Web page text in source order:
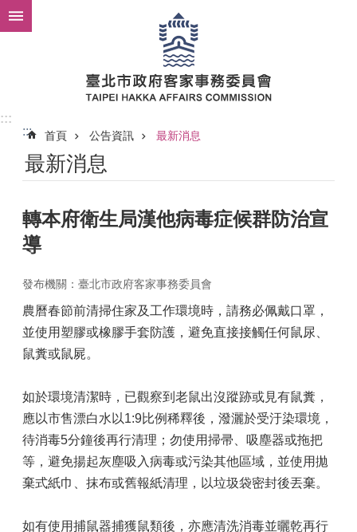
跳到主要內容區塊
:::
:::
首頁 公告資訊 最新消息
最新消息
轉本府衛生局漢他病毒症候群防治宣
導
發布機關：臺北市政府客家事務委員會
農曆春節前清掃住家及工作環境時，請務必佩戴口罩，
並使用塑膠或橡膠手套防護，避免直接接觸任何鼠尿、
鼠糞或鼠屍。
如於環境清潔時，已觀察到老鼠出沒蹤跡或見有鼠糞，
應以市售漂白水以1:9比例稀釋後，潑灑於受汙染環境，
待消毒5分鐘後再行清理；勿使用掃帚、吸塵器或拖把
等，避免揚起灰塵吸入病毒或污染其他區域，並使用拋
棄式紙巾、抹布或舊報紙清理，以垃圾袋密封後丟棄。
如有使用捕鼠器捕獲鼠類後，亦應清洗消毒並曬乾再行